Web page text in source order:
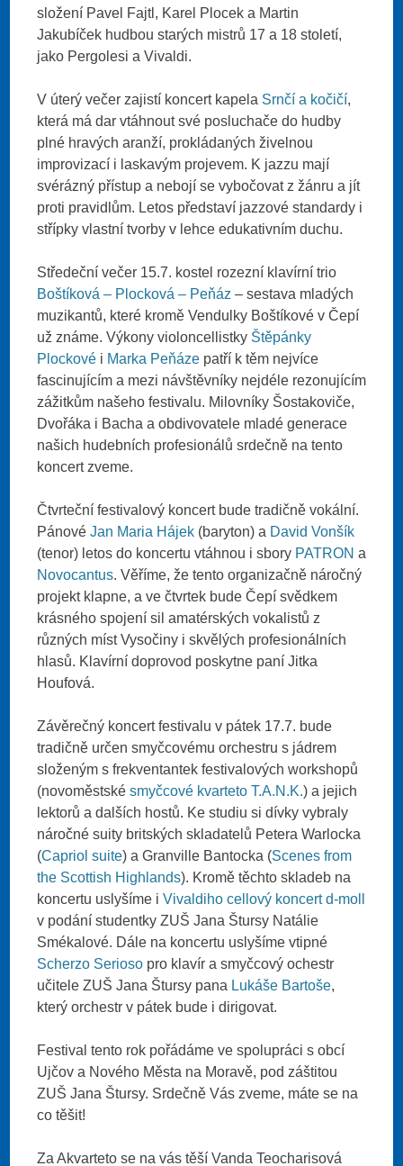
složení Pavel Fajtl, Karel Plocek a Martin
Jakubíček hudbou starých mistrů 17 a 18 století,
jako Pergolesi a Vivaldi.
V úterý večer zajistí koncert kapela Srnčí a kočičí,
která má dar vtáhnout své posluchače do hudby
plné hravých aranží, prokládaných živelnou
improvizací i laskavým projevem. K jazzu mají
svérázný přístup a nebojí se vybočovat z žánru a jít
proti pravidlům. Letos představí jazzové standardy i
střípky vlastní tvorby v lehce edukativním duchu.
Středeční večer 15.7. kostel rozezní klavírní trio
Boštíková – Plocková – Peňáz – sestava mladých
muzikantů, které kromě Vendulky Boštíkové v Čepí
už známe. Výkony violoncellistky Štěpánky
Plockové i Marka Peňáze patří k těm nejvíce
fascinujícím a mezi návštěvníky nejdéle rezonujícím
zážitkům našeho festivalu. Milovníky Šostakoviče,
Dvořáka i Bacha a obdivovatele mladé generace
našich hudebních profesionálů srdečně na tento
koncert zveme.
Čtvrteční festivalový koncert bude tradičně vokální.
PánovéJan Maria Hájek (baryton) a David Vonšík
(tenor) letos do koncertu vtáhnou i sbory PATRONa
Novocantus. Věříme, že tento organizačně náročný
projekt klapne, a ve čtvrtek bude Čepí svědkem
krásného spojení sil amatérských vokalistů z
různých míst Vysočiny i skvělých profesionálních
hlasů. Klavírní doprovod poskytne paní Jitka
Houfová.
Závěrečný koncert festivalu v pátek 17.7. bude
tradičně určen smyčcovému orchestru s jádrem
složeným s frekventantek festivalových workshopů
(novoměstskésmyčcové kvarteto T.A.N.K.) a jejich
lektorů a dalších hostů. Ke studiu si dívky vybraly
náročné suity britských skladatelů Petera Warlocka
(Capriol suite) a Granville Bantocka (Scenes from
the Scottish Highlands). Kromě těchto skladeb na
koncertu uslyšíme iVivaldiho cellový koncert d-moll
v podání studentky ZUŠ Jana Štursy Natálie
Smékalové. Dále na koncertu uslyšíme vtipné
Scherzo Serioso pro klavír a smyčcový ochestr
učitele ZUŠ Jana Štursy pana Lukáše Bartoše,
který orchestr v pátek bude i dirigovat.
Festival tento rok pořádáme ve spolupráci s obcí
Ujčov a Nového Města na Moravě, pod záštitou
ZUŠ Jana Štursy. Srdečně Vás zveme, máte se na
co těšit!
Za Akvarteto se na vás těší Vanda Teocharisová